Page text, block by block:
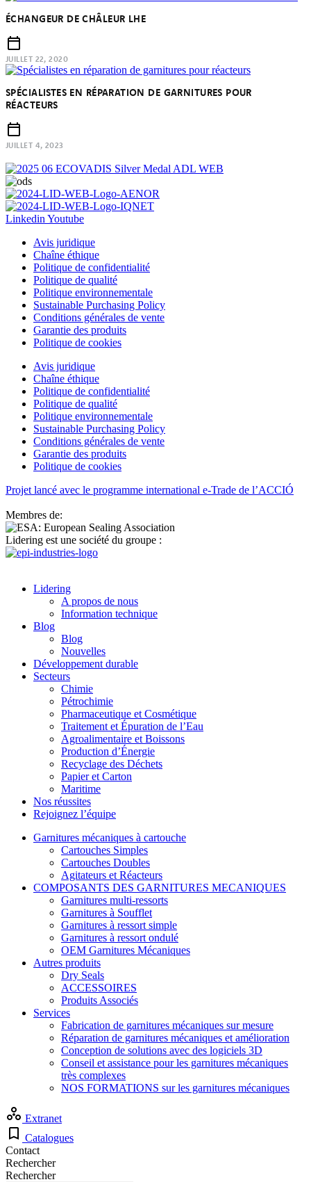
ÉCHANGEUR DE CHÂLEUR LHE
JUILLET 22, 2020
SPÉCIALISTES EN RÉPARATION DE GARNITURES POUR
RÉACTEURS
JUILLET 4, 2023
Linkedin Youtube
Avis juridique
Chaîne éthique
Politique de confidentialité
Politique de qualité
Politique environnementale
Sustainable Purchasing Policy
Conditions générales de vente
Garantie des produits
Politique de cookies
Avis juridique
Chaîne éthique
Politique de confidentialité
Politique de qualité
Politique environnementale
Sustainable Purchasing Policy
Conditions générales de vente
Garantie des produits
Politique de cookies
Projet lancé avec le programme international e-Trade de l’ACCIÓ
Membres de:
Lidering est une société du groupe :
Lidering
A propos de nous
Information technique
Blog
Blog
Nouvelles
Développement durable
Secteurs
Chimie
Pétrochimie
Pharmaceutique et Cosmétique
Traitement et Épuration de l’Eau
Agroalimentaire et Boissons
Production d’Énergie
Recyclage des Déchets
Papier et Carton
Maritime
Nos réussites
Rejoignez l’équipe
Garnitures mécaniques à cartouche
Cartouches Simples
Cartouches Doubles
Agitateurs et Réacteurs
COMPOSANTS DES GARNITURES MECANIQUES
Garnitures multi-ressorts
Garnitures à Soufflet
Garnitures à ressort simple
Garnitures à ressort ondulé
OEM Garnitures Mécaniques
Autres produits
Dry Seals
ACCESSOIRES
Produits Associés
Services
Fabrication de garnitures mécaniques sur mesure
Réparation de garnitures mécaniques et amélioration
Conception de solutions avec des logiciels 3D
Conseil et assistance pour les garnitures mécaniques
très complexes
NOS FORMATIONS sur les garnitures mécaniques
Extranet
Catalogues
Contact
Rechercher
Rechercher